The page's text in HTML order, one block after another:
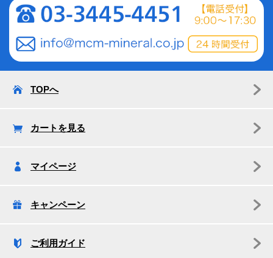
TOPへ
カートを見る
マイページ
キャンペーン
ご利用ガイド